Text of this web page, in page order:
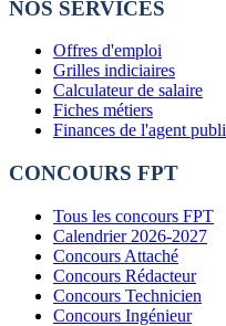
NOS SERVICES
Offres d'emploi
Grilles indiciaires
Calculateur de salaire
Fiches métiers
Finances de l'agent
CONCOURS FPT
Tous les concours FPT
Calendrier 2026-2027
Concours Attaché
Concours Rédacteur
Concours Technicien
Concours Ingénieur